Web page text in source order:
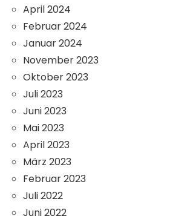
April 2024
Februar 2024
Januar 2024
November 2023
Oktober 2023
Juli 2023
Juni 2023
Mai 2023
April 2023
März 2023
Februar 2023
Juli 2022
Juni 2022